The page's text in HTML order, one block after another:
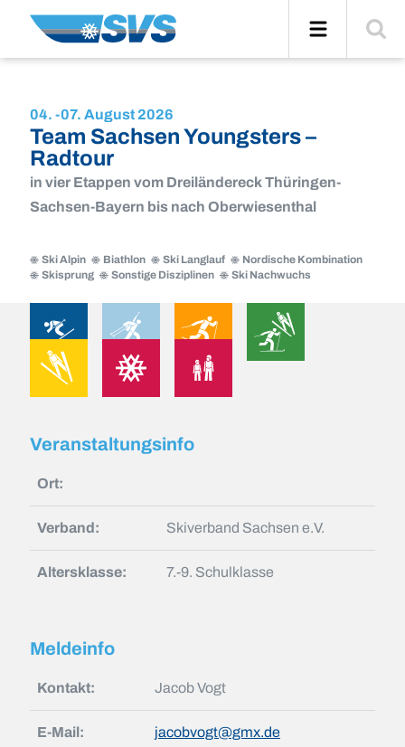
Inhalt
04. -07. August 2026
Team Sachsen Youngsters –
Radtour
in vier Etappen vom Dreiländereck Thüringen-
Sachsen-Bayern bis nach Oberwiesenthal
Ski Alpin Biathlon Ski Langlauf
Nordische Kombination
Skisprung
Sonstige Disziplinen Ski Nachwuchs
Ski
Alpin
Alpin
Biathlon
Biathlon
Langlauf
Langlauf
Nordische
Nordische
Kombination
Disziplinen
Nachwuchs
Veranstaltungsinfo
Ort:
Verband: Skiverband Sachsen e.V.
Altersklasse: 7.-9. Schulklasse
Meldeinfo
Kontakt: Jacob Vogt
E-Mail: jacobvogt@gmx.de